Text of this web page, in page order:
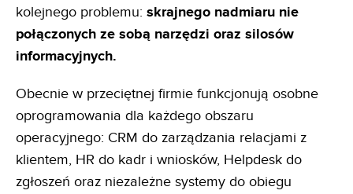
kolejnego problemu: skrajnego nadmiaru nie
połączonych ze sobą narzędzi oraz silosów
informacyjnych.
Obecnie w przeciętnej firmie funkcjonują osobne
oprogramowania dla każdego obszaru
operacyjnego: CRM do zarządzania relacjami z
klientem, HR do kadr i wniosków, Helpdesk do
zgłoszeń oraz niezależne systemy do obiegu